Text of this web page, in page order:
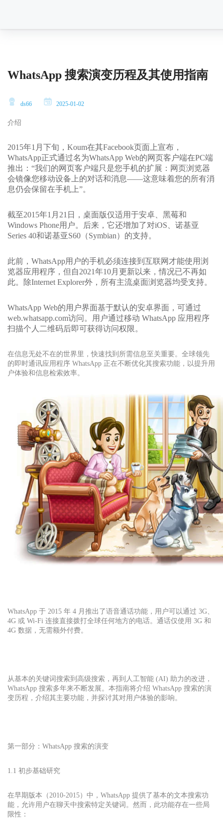
WhatsApp 搜索演变历程及其使用指南
ds66 2025-01-02
介绍
2015年1月下旬，Koum在其Facebook页面上宣布，
WhatsApp正式通过名为WhatsApp Web的网页客户端在PC端
推出：“我们的网页客户端只是您手机的扩展：网页浏览器
会镜像您移动设备上的对话和消息——这意味着您的所有消
息仍会保留在手机上”。
截至2015年1月21日，桌面版仅适用于安卓、黑莓和
Windows Phone用户。后来，它还增加了对iOS、诺基亚
Series 40和诺基亚S60（Symbian）的支持。
此前，WhatsApp用户的手机必须连接到互联网才能使用浏
览器应用程序，但自2021年10月更新以来，情况已不再如
此。除Internet Explorer外，所有主流桌面浏览器均受支持。
WhatsApp Web的用户界面基于默认的安卓界面，可通过
web.whatsapp.com访问。用户通过移动 WhatsApp 应用程序
扫描个人二维码后即可获得访问权限。
在信息无处不在的世界里，快速找到所需信息至关重要。全球领先
的即时通讯应用程序 WhatsApp 正在不断优化其搜索功能，以提升用
户体验和信息检索效率。
WhatsApp 于 2015 年 4 月推出了语音通话功能，用户可以通过 3G、
4G 或 Wi-Fi 连接直接拨打全球任何地方的电话。通话仅使用 3G 和
4G 数据，无需额外付费。
从基本的关键词搜索到高级搜索，再到人工智能 (AI) 助力的改进，
WhatsApp 搜索多年来不断发展。本指南将介绍 WhatsApp 搜索的演
变历程，介绍其主要功能，并探讨其对用户体验的影响。
第一部分：WhatsApp 搜索的演变
1.1 初步基础研究
在早期版本（2010-2015）中，WhatsApp 提供了基本的文本搜索功
能，允许用户在聊天中搜索特定关键词。然而，此功能存在一些局
限性：